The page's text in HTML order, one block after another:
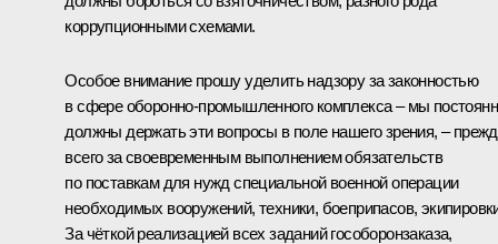
коррупционными схемами.
Особое внимание прошу уделить надзору за законностью
в сфере оборонно-промышленного комплекса – мы
должны держать эти вопросы в поле нашего зрения, –
всего за своевременным выполнением обязательств
по поставкам для нужд специальной военной операции
необходимых вооружений, техники, боеприпасов,
За чёткой реализацией всех заданий гособоронзаказа,